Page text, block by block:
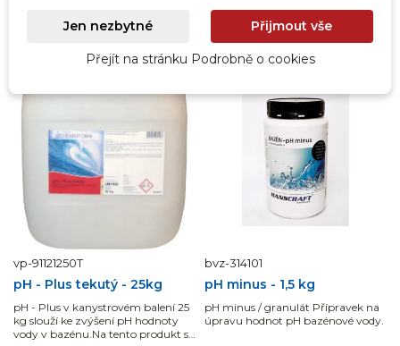
Přidat do košíku
vp-91121250T
pH - Plus tekutý - 25kg
pH - Plus v kanystrovém balení 25
kg slouží ke zvýšení pH hodnoty
vody v bazénu.Na tento produkt se
bvz-314101
pH minus - 1,5 kg
pH minus / granulát Přípravek na
úpravu hodnot pH bazénové vody.
Jen nezbytné Přijmout vše
Přejít na stránku Podrobně o cookies